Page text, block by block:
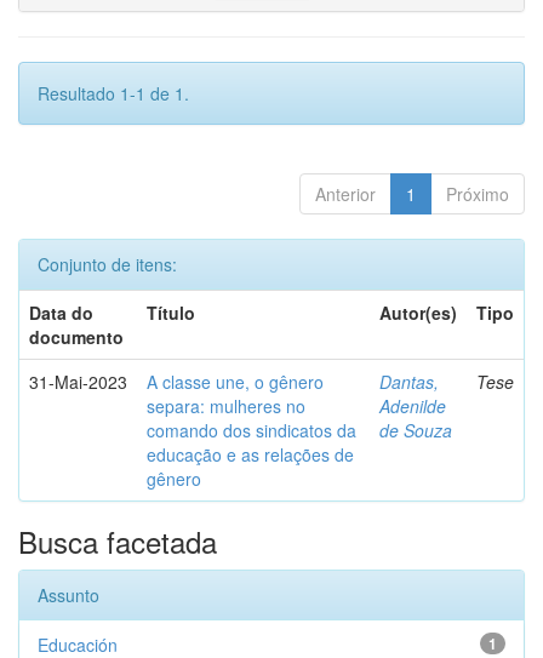
Resultado 1-1 de 1.
Anterior 1 Próximo
Conjunto de itens:
Data do
documento
Título Autor(es) Tipo
31-Mai-2023
A classe une, o gênero
separa: mulheres no
comando dos sindicatos da
educação e as relações de
gênero
Dantas,
Adenilde
de Souza
Tese
Busca facetada
Assunto
1
Educación